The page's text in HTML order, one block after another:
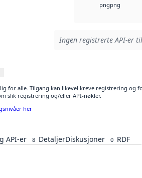
pngpng
Ingen registrerte API-er
for alle. Tilgang kan likevel kreve registrering og
slik registrering og/eller API-nøkler.
her
API-er 8 DetaljerDiskusjoner 0 RDF